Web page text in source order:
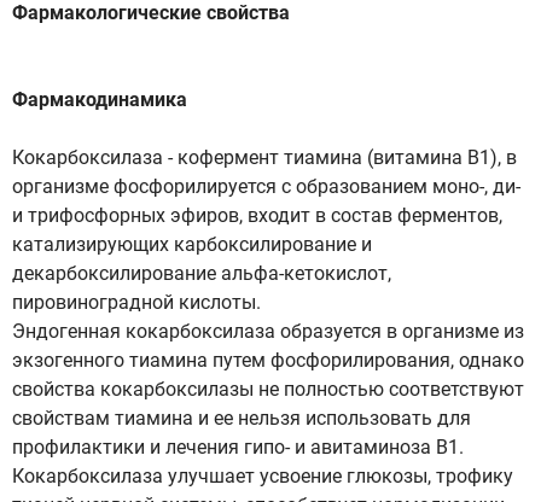
Фармакологические свойства
Фармакодинамика
Кокарбоксилаза - кофермент тиамина (витамина В1), в
организме фосфорилируется с образованием моно-, ди-
и трифосфорных эфиров, входит в состав ферментов,
катализирующих карбоксилирование и
декарбоксилирование альфа-кетокислот,
пировиноградной кислоты.
Эндогенная кокарбоксилаза образуется в организме из
экзогенного тиамина путем фосфорилирования, однако
свойства кокарбоксилазы не полностью соответствуют
свойствам тиамина и ее нельзя использовать для
профилактики и лечения гипо- и авитаминоза В1.
Кокарбоксилаза улучшает усвоение глюкозы, трофику